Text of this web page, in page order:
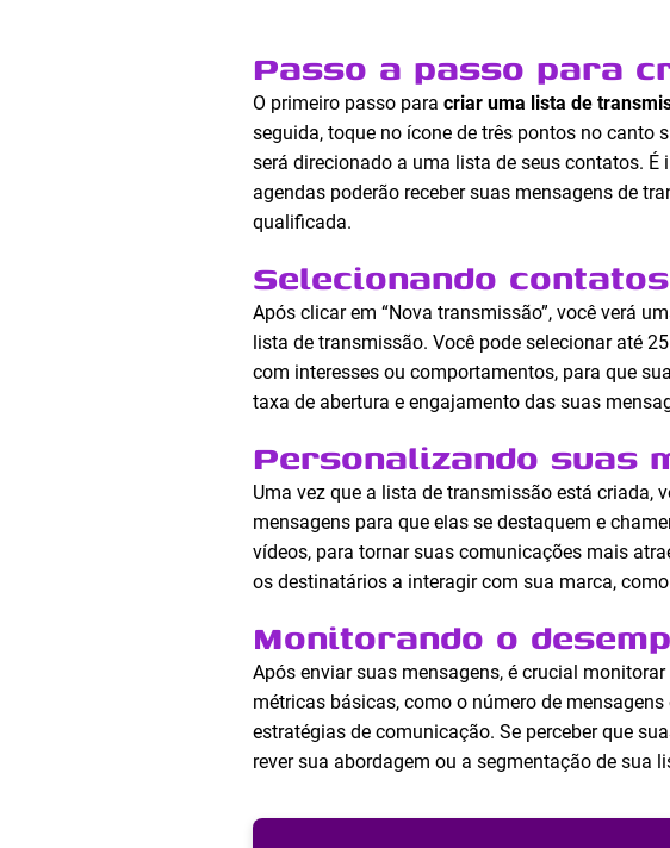
Passo a passo para
O primeiro passo para criar uma lista de
seguida, toque no ícone de três pontos no canto
será direcionado a uma lista de seus contatos.
agendas poderão receber suas mensagens de
qualificada.
Selecionando
Após clicar em “Nova transmissão”, você verá
lista de transmissão. Você pode selecionar até
com interesses ou comportamentos, para que
taxa de abertura e engajamento das suas
Personalizando suas
Uma vez que a lista de transmissão está criada,
mensagens para que elas se destaquem e
vídeos, para tornar suas comunicações mais
os destinatários a interagir com sua marca,
Monitorando o
Após enviar suas mensagens, é crucial
métricas básicas, como o número de
estratégias de comunicação. Se perceber que
rever sua abordagem ou a segmentação de sua